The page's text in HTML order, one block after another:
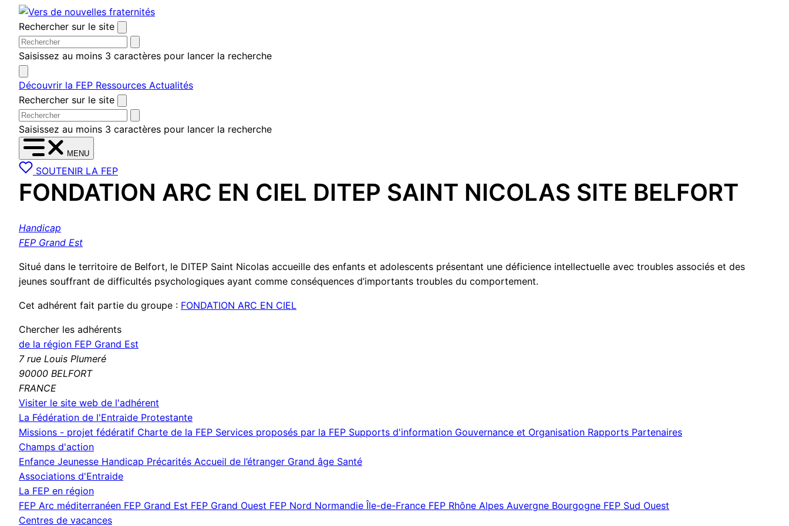
Aller
au
contenu
Rechercher sur le site
Saisissez au moins 3 caractères pour lancer la recherche
Découvrir la FEP Ressources Actualités
Rechercher sur le site
Saisissez au moins 3 caractères pour lancer la recherche
MENU
SOUTENIR LA FEP
FONDATION ARC EN CIEL DITEP SAINT NICOLAS SITE BELFORT
Handicap
FEP Grand Est
Situé dans le territoire de Belfort, le DITEP Saint Nicolas accueille des enfants et adolescents présentant une déficience intellectuelle avec troubles associés et des
jeunes souffrant de difficultés psychologiques ayant comme conséquences d’importants troubles du comportement.
Cet adhérent fait partie du groupe : FONDATION ARC EN CIEL
Chercher les adhérents
de la région FEP Grand Est
7 rue Louis Plumeré
90000 BELFORT
FRANCE
Visiter le site web de l'adhérent
fenêtre)
La Fédération de l'Entraide Protestante
Missions - projet fédératif Charte de la FEP Services proposés par la FEP Supports d'information Gouvernance et Organisation Rapports Partenaires
Champs d'action
Enfance Jeunesse Handicap Précarités Accueil de l’étranger Grand âge Santé
Associations d'Entraide
La FEP en région
FEP Arc méditerranéen FEP Grand Est FEP Grand Ouest FEP Nord Normandie Île-de-France FEP Rhône Alpes Auvergne Bourgogne FEP Sud Ouest
Centres de vacances